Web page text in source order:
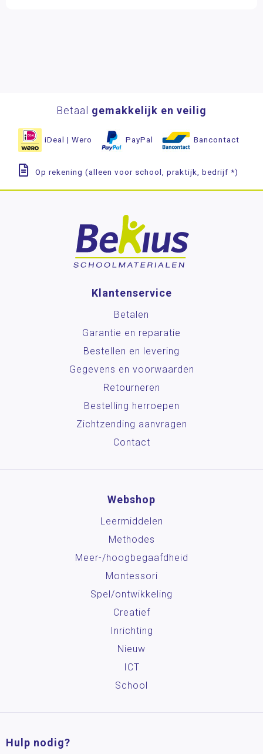
Betaal gemakkelijk en veilig
iDeal | Wero PayPal Bancontact
Op rekening (alleen voor school, praktijk, bedrijf *)
Klantenservice
Betalen
Garantie en reparatie
Bestellen en levering
Gegevens en voorwaarden
Retourneren
Bestelling herroepen
Zichtzending aanvragen
Contact
Webshop
Leermiddelen
Methodes
Meer-/hoog­begaafdheid
Montessori
Spel/ontwikkeling
Creatief
Inrichting
Nieuw
ICT
School
Hulp nodig?